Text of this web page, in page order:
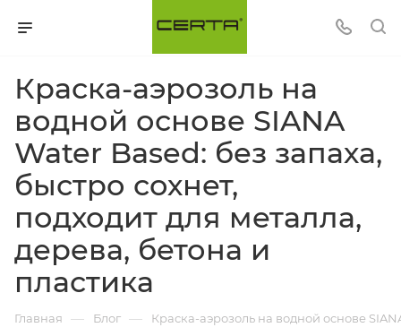
Краска-аэрозоль на
водной основе SIANA
Water Based: без запаха,
быстро сохнет,
подходит для металла,
дерева, бетона и
пластика
Главная — Блог — Краска-аэрозоль на водной основе